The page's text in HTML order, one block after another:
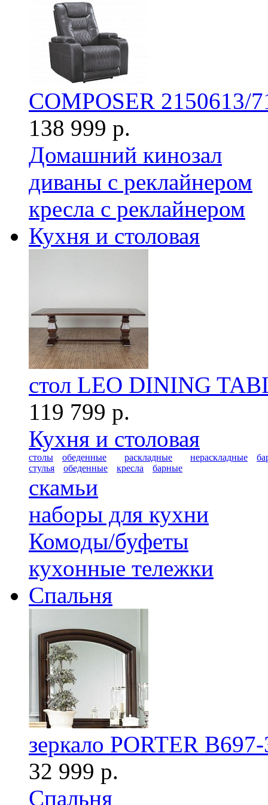
COMPOSER 2150613/
138 999 р.
Домашний кинозал
диваны с реклайнером
кресла с реклайнером
Кухня и столовая
стол LEO DINING
119 799 р.
Кухня и столовая
столы обеденные раскладные нераскладные
стулья
обеденные кресла барные
скамьи
наборы для кухни
Комоды/буфеты
кухонные тележки
Спальня
зеркало PORTER
32 999 р.
Спальня